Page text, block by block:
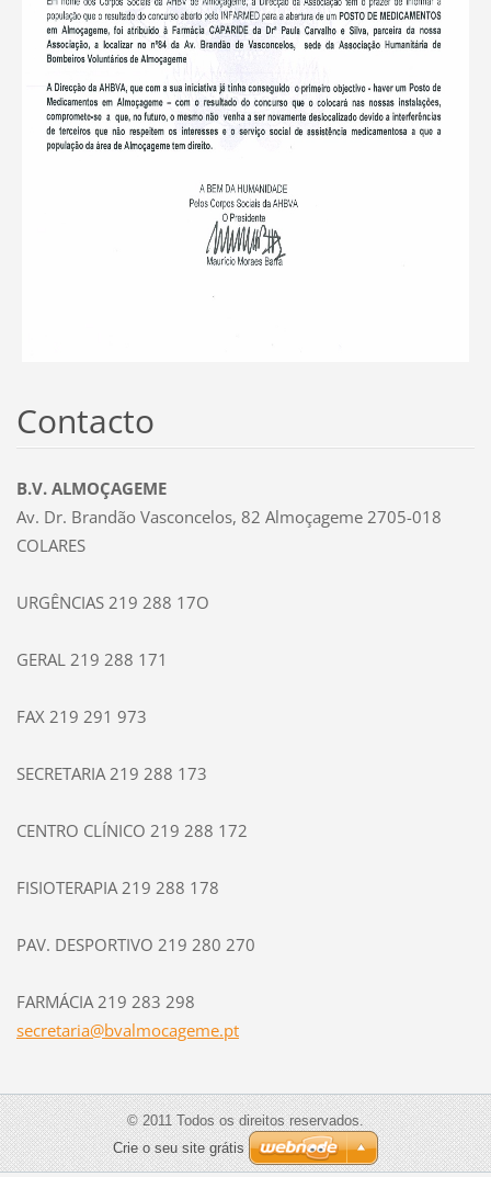
Contacto
B.V. ALMOÇAGEME
Av. Dr. Brandão Vasconcelos, 82 Almoçageme 2705-018
COLARES
URGÊNCIAS 219 288 17O
GERAL 219 288 171
FAX 219 291 973
SECRETARIA 219 288 173
CENTRO CLÍNICO 219 288 172
FISIOTERAPIA 219 288 178
PAV. DESPORTIVO 219 280 270
FARMÁCIA 219 283 298
secretaria@bvalmocageme.pt
© 2011 Todos os direitos reservados.
Crie o seu site grátis